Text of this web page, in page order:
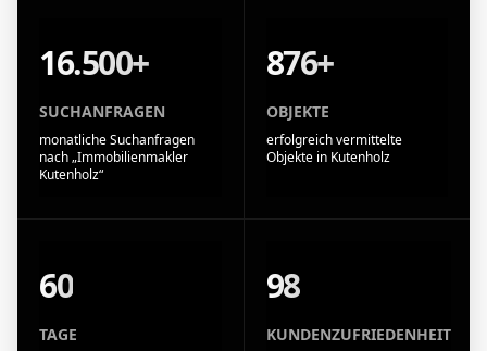
16.500+
SUCHANFRAGEN
monatliche Suchanfragen
nach „Immobilienmakler
Kutenholz“
876+
OBJEKTE
erfolgreich vermittelte
Objekte in Kutenholz
60
TAGE
98
KUNDENZUFRIEDENHEIT